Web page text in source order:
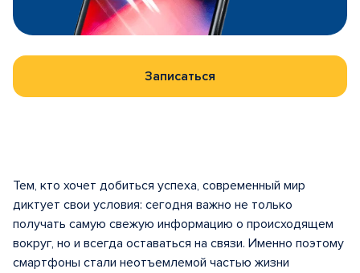
Записаться
Тем, кто хочет добиться успеха, современный мир
диктует свои условия: сегодня важно не только
получать самую свежую информацию о происходящем
вокруг, но и всегда оставаться на связи. Именно поэтому
смартфоны стали неотъемлемой частью жизни